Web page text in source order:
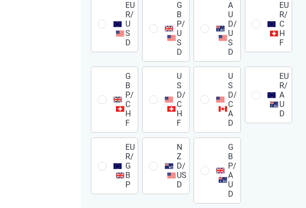
EU
R/
U
S
D
G
B
P/
U
S
D
A
U
D/
U
S
D
EU
R/
C
H
F
G
B
P/
C
H
F
U
S
D/
C
H
F
U
S
D/
C
A
D
EU
R/
A
U
D
EU
R/
G
B
P
N
Z
D/
US
D
G
B
P/
A
U
D